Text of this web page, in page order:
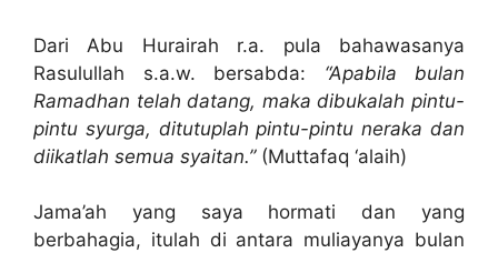
Dari Abu Hurairah r.a. pula bahawasanya
Rasulullah s.a.w. bersabda: “Apabila bulan
Ramadhan telah datang, maka dibukalah pintu-
pintu syurga, ditutuplah pintu-pintu neraka dan
diikatlah semua syaitan.”(Muttafaq ‘alaih)
Jama’ah yang saya hormati dan yang
berbahagia, itulah di antara muliayanya bulan